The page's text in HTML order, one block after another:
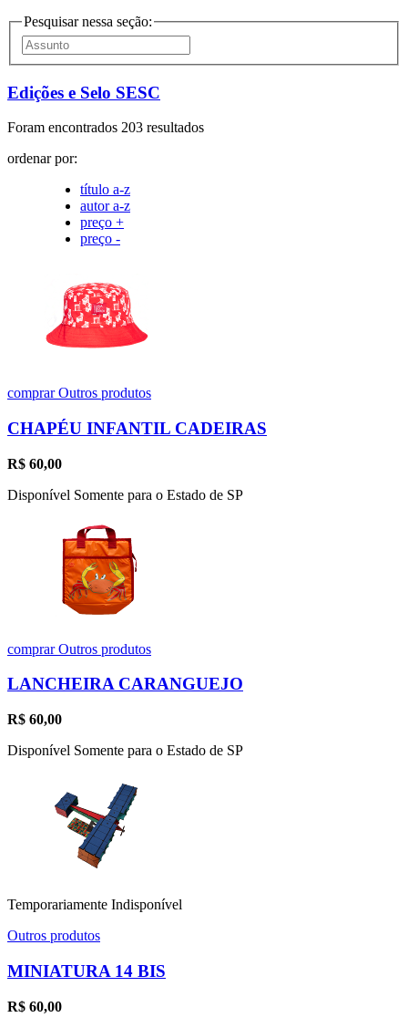
Pesquisar nessa seção:
Edições e Selo SESC
Foram encontrados 203 resultados
ordenar por:
título a-z
autor a-z
preço +
preço -
comprarOutros produtos
CHAPÉU INFANTIL CADEIRAS
R$ 60,00
Disponível Somente para o Estado de SP
comprarOutros produtos
LANCHEIRA CARANGUEJO
R$ 60,00
Disponível Somente para o Estado de SP
Temporariamente Indisponível
Outros produtos
MINIATURA 14 BIS
R$ 60,00